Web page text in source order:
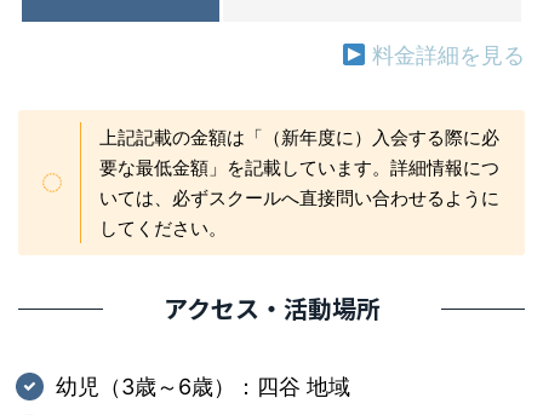
料金詳細を見る
上記記載の金額は「（新年度に）入会する際に必
要な最低金額」を記載しています。詳細情報につ
いては、必ずスクールへ直接問い合わせるように
してください。
アクセス・活動場所
幼児（3歳～6歳）：四谷 地域